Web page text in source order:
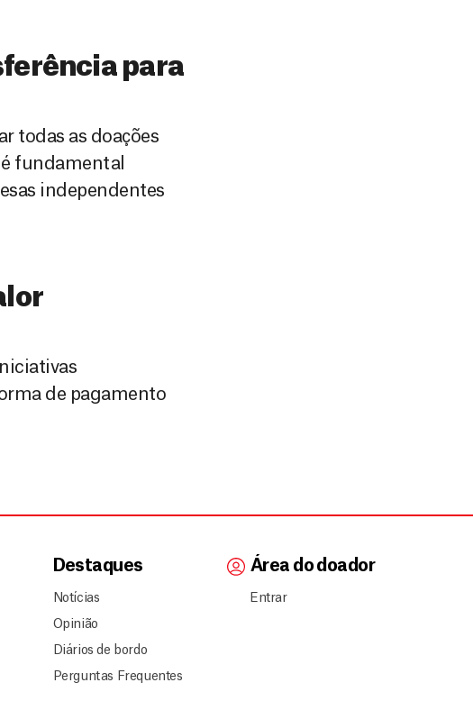
para
todas as doações
fundamental
independentes
de pagamento
Destaques
Notícias
Opinião
Diários de bordo
Perguntas Frequentes
Área do doador
Entrar